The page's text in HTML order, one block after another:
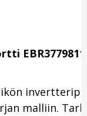
malliin.